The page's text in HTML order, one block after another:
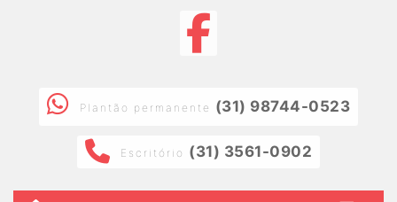
Plantão permanente (31) 98744-0523
Escritório (31) 3561-0902